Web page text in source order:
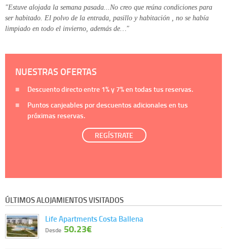
"Estuve alojada la semana pasada...No creo que reúna condiciones para
ser habitado. El polvo de la entrada, pasillo y habitación , no se había
limpiado en todo el invierno, además de…"
NUESTRAS OFERTAS
Descuento directo entre 1%y 7%en todas tus reservas.
Puntos canjeables por descuentos adicionales en tus
próximas reservas.
REGÍSTRATE
ÚLTIMOS ALOJAMIENTOS VISITADOS
Life Apartments Costa Ballena
Desde 50.23€